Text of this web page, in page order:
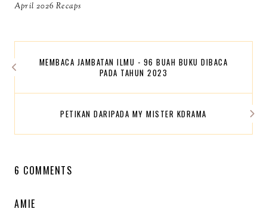
April 2026 Recaps
MEMBACA JAMBATAN ILMU - 96 BUAH BUKU DIBACA
PADA TAHUN 2023
PETIKAN DARIPADA MY MISTER KDRAMA
6 COMMENTS
AMIE